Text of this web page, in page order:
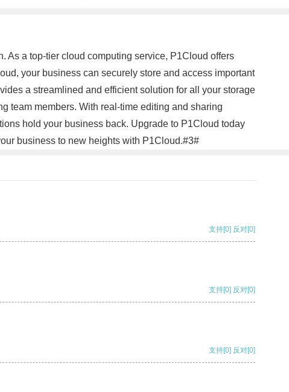
As a top-tier cloud computing service, P1Cloud offers
your business can securely store and access important
a streamlined and efficient solution for all your storage
team members. With real-time editing and sharing
hold your business back. Upgrade to P1Cloud today
business to new heights with P1Cloud.#3#
支持[0] 反对[0]
支持[0] 反对[0]
支持[0] 反对[0]